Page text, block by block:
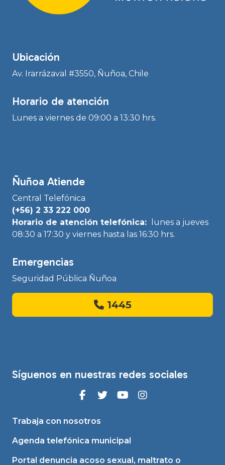
Ubicación
Av. Irarrázaval #3550, Ñuñoa, Chile
Horario de atención
Lunes a viernes de 09:00 a 13:30 hrs.
Ñuñoa Atiende
Central Telefónica
(+56) 2 33 222 000
Horario de atención telefónica:
lunes a jueves
08:30 a 17:30 y viernes hasta las 16:30 hrs.
Emergencias
Seguridad Pública Ñuñoa
1445
Síguenos en nuestras redes sociales
Trabaja con nosotros
Agenda telefónica municipal
Portal denuncia acoso sexual, maltrato o